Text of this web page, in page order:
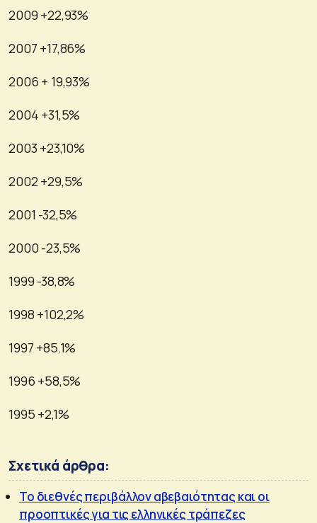
2009 +22,93%
2007 +17,86%
2006 + 19,93%
2004 +31,5%
2003 +23,10%
2002 +29,5%
2001 -32,5%
2000 -23,5%
1999 -38,8%
1998 +102,2%
1997 +85.1%
1996 +58,5%
1995 +2,1%
Σχετικά άρθρα:
Το διεθνές περιβάλλον αβεβαιότητας και οι
προοπτικές για τις ελληνικές τράπεζες